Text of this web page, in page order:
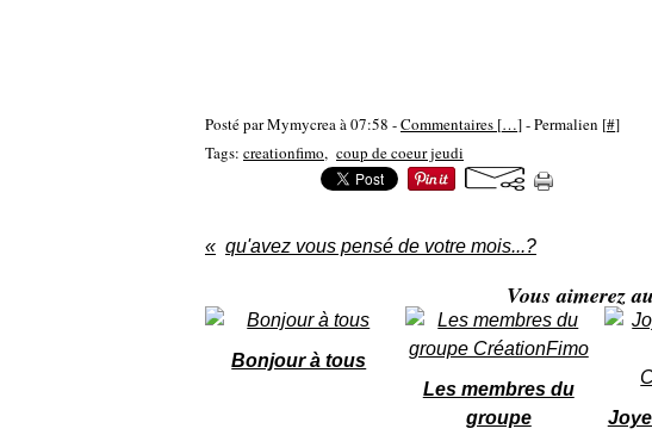
Posté par Mymycrea à 07:58 -Commentaires […]- Permalien [#]
Tags: creationfimo, coup de coeur jeudi
qu'avez vous pensé de votre mois...?
Vous aimerez
Bonjour à tous
Les membres du
groupe